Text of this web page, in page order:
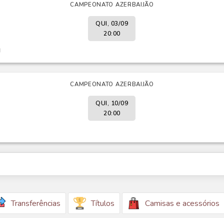
CAMPEONATO AZERBAIJÃO
QUI, 03/09
20:00
CAMPEONATO AZERBAIJÃO
QUI, 10/09
20:00
Transferências Títulos Camisas e acessórios